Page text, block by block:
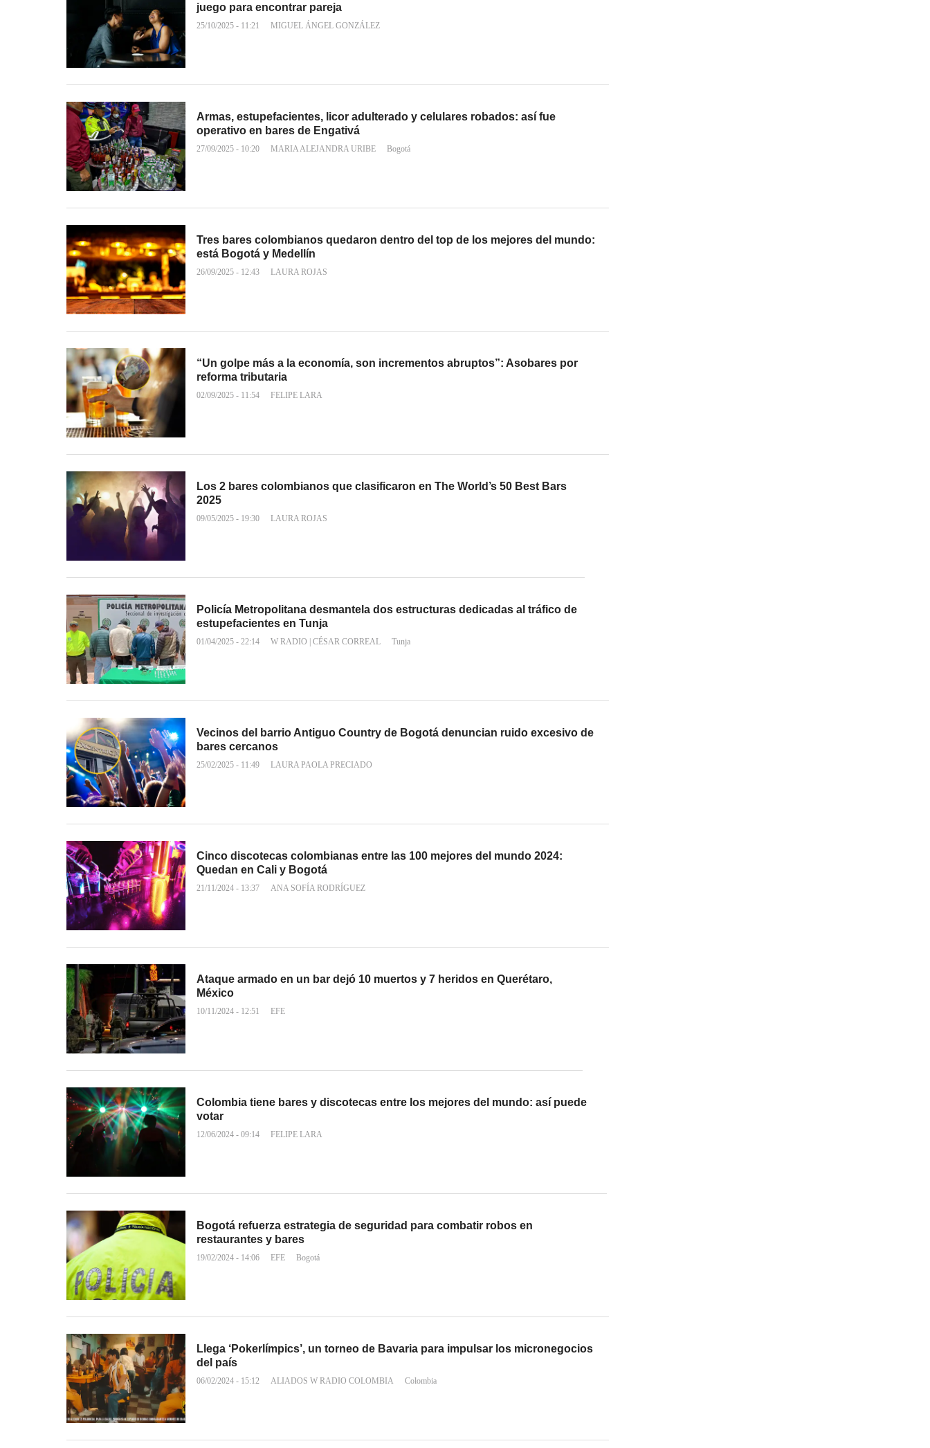
juego para encontrar pareja
25/10/2025 - 11:21 MIGUEL ÁNGEL GONZÁLEZ
Armas, estupefacientes, licor adulterado y celulares robados: así fue
operativo en bares de Engativá
27/09/2025 - 10:20 MARIA ALEJANDRA URIBE Bogotá
Tres bares colombianos quedaron dentro del top de los mejores del mundo:
está Bogotá y Medellín
26/09/2025 - 12:43 LAURA ROJAS
“Un golpe más a la economía, son incrementos abruptos”: Asobares por
reforma tributaria
02/09/2025 - 11:54 FELIPE LARA
Los 2 bares colombianos que clasificaron en The World’s 50 Best Bars
2025
09/05/2025 - 19:30 LAURA ROJAS
Policía Metropolitana desmantela dos estructuras dedicadas al tráfico de
estupefacientes en Tunja
01/04/2025 - 22:14 W RADIO CÉSAR CORREAL Tunja
Vecinos del barrio Antiguo Country de Bogotá denuncian ruido excesivo de
bares cercanos
25/02/2025 - 11:49 LAURA PAOLA PRECIADO
Cinco discotecas colombianas entre las 100 mejores del mundo 2024:
Quedan en Cali y Bogotá
21/11/2024 - 13:37 ANA SOFÍA RODRÍGUEZ
Ataque armado en un bar dejó 10 muertos y 7 heridos en Querétaro,
México
10/11/2024 - 12:51 EFE
Colombia tiene bares y discotecas entre los mejores del mundo: así puede
votar
12/06/2024 - 09:14 FELIPE LARA
Bogotá refuerza estrategia de seguridad para combatir robos en
restaurantes y bares
19/02/2024 - 14:06 EFE Bogotá
Llega ‘Pokerlímpics’, un torneo de Bavaria para impulsar los micronegocios
del país
06/02/2024 - 15:12 ALIADOS W RADIO COLOMBIA Colombia